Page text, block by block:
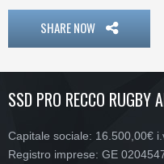
SHARE NOW
SSD PRO RECCO RUGBY
Capitale sociale: 16.500,00€
Registro imprese: GE